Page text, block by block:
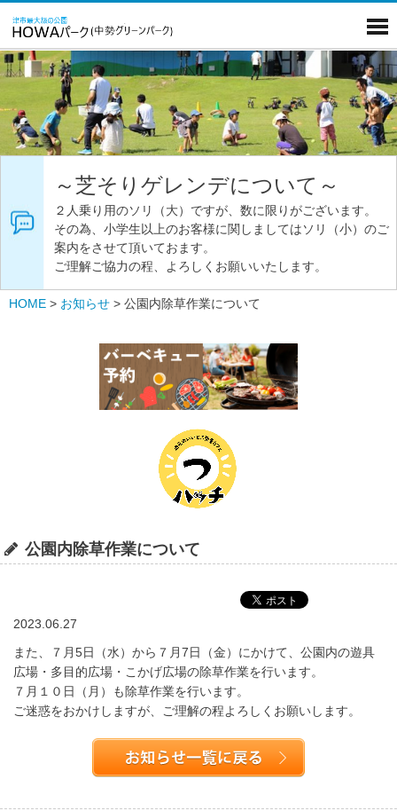
～芝そりゲレンデについて～
２人乗り用のソリ（大）ですが、数に限りがございます。
その為、小学生以上のお客様に関しましてはソリ（小）のご
案内をさせて頂いておます。
ご理解ご協力の程、よろしくお願いいたします。
HOME > お知らせ > 公園内除草作業について
公園内除草作業について
2023.06.27
また、７月5日（水）から７月7日（金）にかけて、公園内の遊具
広場・多目的広場・こかげ広場の除草作業を行います。
７月１０日（月）も除草作業を行います。
ご迷惑をおかけしますが、ご理解の程よろしくお願いします。